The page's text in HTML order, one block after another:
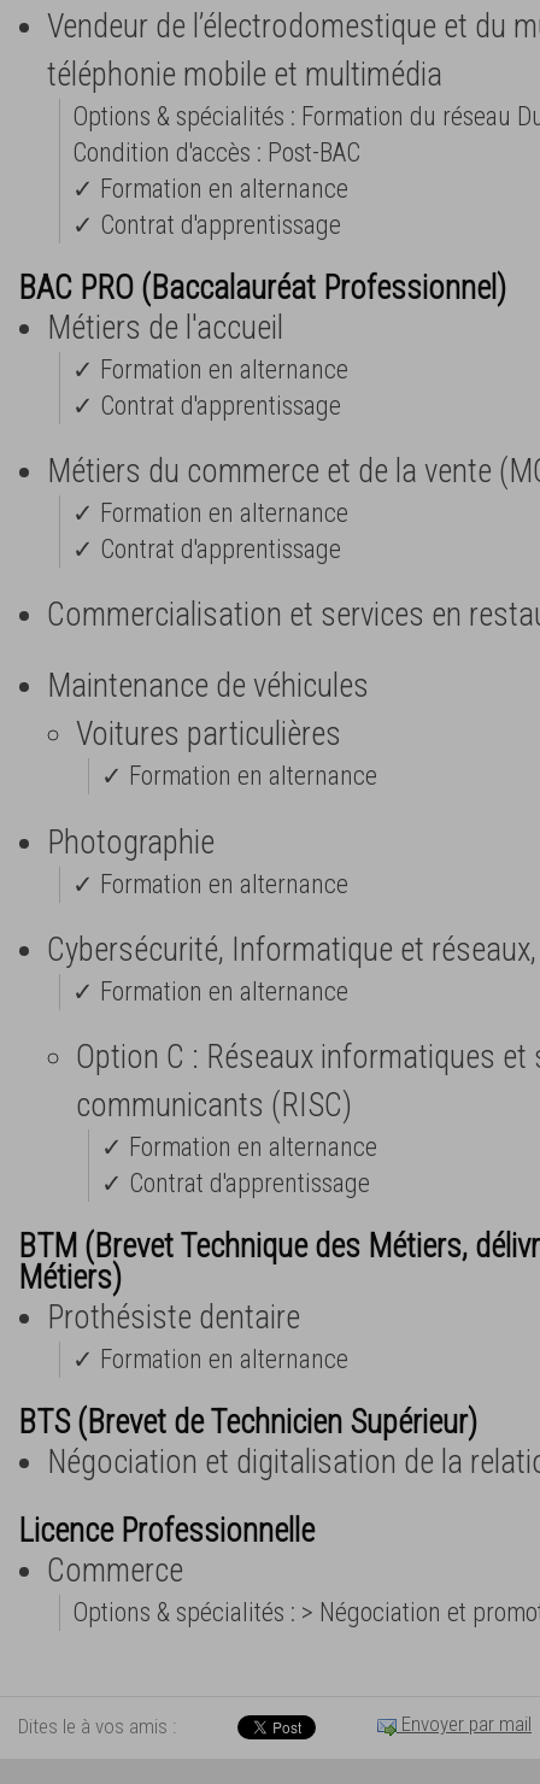
Vendeur de l’électrodomestique et du
téléphonie mobile et multimédia
Options & spécialités : Formation du réseau
Condition d'accès : Post-BAC
✓ Formation en alternance
✓ Contrat d'apprentissage
BAC PRO (Baccalauréat Professionnel)
Métiers de l'accueil
✓ Formation en alternance
✓ Contrat d'apprentissage
Métiers du commerce et de la vente
✓ Formation en alternance
✓ Contrat d'apprentissage
Commercialisation et services en
Maintenance de véhicules
Voitures particulières
✓ Formation en alternance
Photographie
✓ Formation en alternance
Cybersécurité, Informatique et
✓ Formation en alternance
Option C : Réseaux informatiques
communicants (RISC)
✓ Formation en alternance
✓ Contrat d'apprentissage
BTM (Brevet Technique des Métiers,
Métiers)
Prothésiste dentaire
✓ Formation en alternance
BTS (Brevet de Technicien Supérieur)
Négociation et digitalisation de la
Licence Professionnelle
Commerce
Options & spécialités : > Négociation et
Dites le à vos amis : Envoyer par mail